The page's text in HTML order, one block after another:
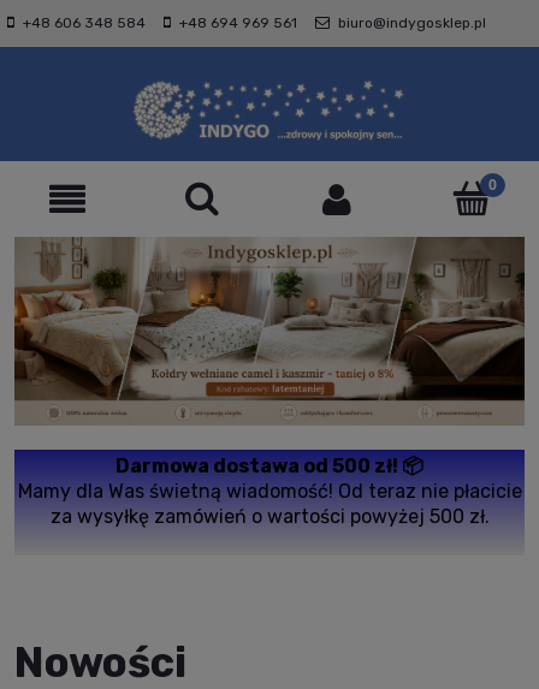
+48 606 348 584 +48 694 969 561 biuro@indygosklep.pl
Darmowa dostawa od 500 zł! 📦
Mamy dla Was świetną wiadomość! Od teraz nie płacicie
za wysyłkę zamówień o wartości powyżej 500 zł.
Nowości